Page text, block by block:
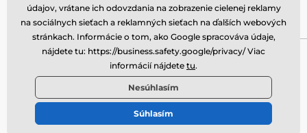
Momanio s.r.o., Okružní 361/14, 74718, Píšť, Česká
republika, VAT: CZ09604707, info@tvrzenaskla.eu,
+421 222 205 145
© 2026 tvrdeneskla.eu ⦁ E-shop vytvorila
údajov, vrátane ich odovzdania na zobrazenie cielenej reklamy
na sociálnych sieťach a reklamných sieťach na ďalších webových
stránkach. Informácie o tom, ako Google spracováva údaje,
nájdete tu: https://business.safety.google/privacy/ Viac
informácií nájdete tu.
Nesúhlasím
Súhlasím